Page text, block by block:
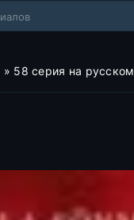
» 58 серия на русском